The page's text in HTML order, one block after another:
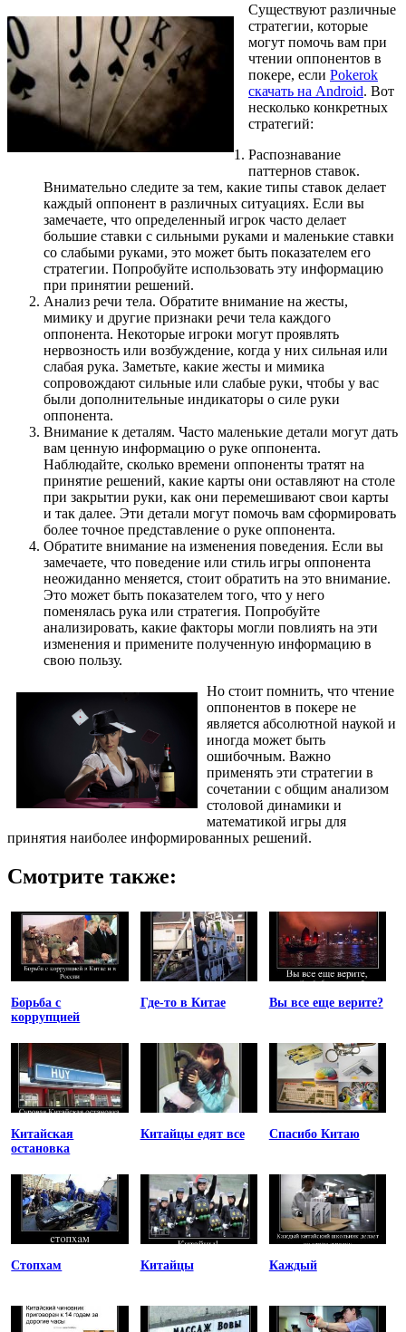
Существуют различные
стратегии, которые
могут помочь вам при
чтении оппонентов в
покере, если Pokerok
скачать на Android. Вот
несколько конкретных
стратегий:
Распознавание
паттернов ставок.
Внимательно следите за тем, какие типы ставок делает
каждый оппонент в различных ситуациях. Если вы
замечаете, что определенный игрок часто делает
большие ставки с сильными руками и маленькие ставки
со слабыми руками, это может быть показателем его
стратегии. Попробуйте использовать эту информацию
при принятии решений.
Анализ речи тела. Обратите внимание на жесты,
мимику и другие признаки речи тела каждого
оппонента. Некоторые игроки могут проявлять
нервозность или возбуждение, когда у них сильная или
слабая рука. Заметьте, какие жесты и мимика
сопровождают сильные или слабые руки, чтобы у вас
были дополнительные индикаторы о силе руки
оппонента.
Внимание к деталям. Часто маленькие детали могут дать
вам ценную информацию о руке оппонента.
Наблюдайте, сколько времени оппоненты тратят на
принятие решений, какие карты они оставляют на столе
при закрытии руки, как они перемешивают свои карты
и так далее. Эти детали могут помочь вам сформировать
более точное представление о руке оппонента.
Обратите внимание на изменения поведения. Если вы
замечаете, что поведение или стиль игры оппонента
неожиданно меняется, стоит обратить на это внимание.
Это может быть показателем того, что у него
поменялась рука или стратегия. Попробуйте
анализировать, какие факторы могли повлиять на эти
изменения и примените полученную информацию в
свою пользу.
Но стоит помнить, что чтение
оппонентов в покере не
является абсолютной наукой и
иногда может быть
ошибочным. Важно
применять эти стратегии в
сочетании с общим анализом
столовой динамики и
математикой игры для
принятия наиболее информированных решений.
Смотрите также:
Борьба с
коррупцией
Где-то в Китае Вы все еще верите?
Китайская
остановка
Китайцы едят все Спасибо Китаю
Стопхам Китайцы Каждый